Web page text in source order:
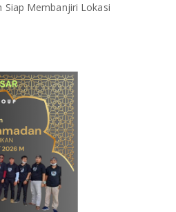
Siap Membanjiri Lokasi